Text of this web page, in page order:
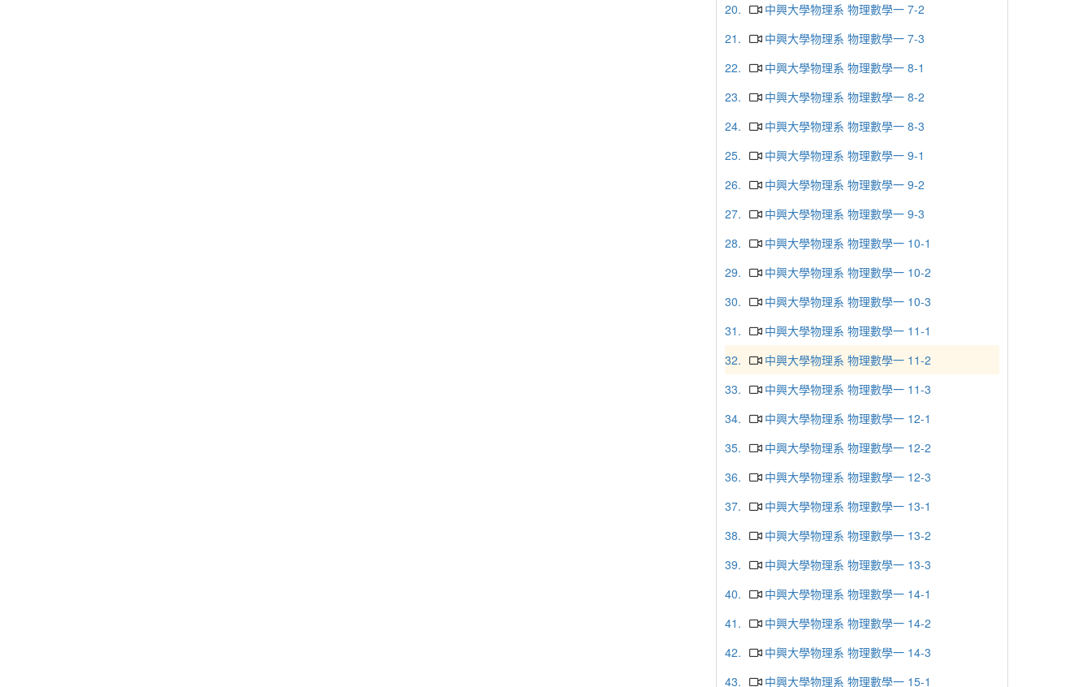
20.
中興大學物理系 物理數學一 7-2
21.
中興大學物理系 物理數學一 7-3
22.
中興大學物理系 物理數學一 8-1
23.
中興大學物理系 物理數學一 8-2
24.
中興大學物理系 物理數學一 8-3
25.
中興大學物理系 物理數學一 9-1
26.
中興大學物理系 物理數學一 9-2
27.
中興大學物理系 物理數學一 9-3
28.
中興大學物理系 物理數學一 10-1
29.
中興大學物理系 物理數學一 10-2
30.
中興大學物理系 物理數學一 10-3
31.
中興大學物理系 物理數學一 11-1
32.
中興大學物理系 物理數學一 11-2
33.
中興大學物理系 物理數學一 11-3
34.
中興大學物理系 物理數學一 12-1
35.
中興大學物理系 物理數學一 12-2
36.
中興大學物理系 物理數學一 12-3
37.
中興大學物理系 物理數學一 13-1
38.
中興大學物理系 物理數學一 13-2
39.
中興大學物理系 物理數學一 13-3
40.
中興大學物理系 物理數學一 14-1
41.
中興大學物理系 物理數學一 14-2
42.
中興大學物理系 物理數學一 14-3
43.
中興大學物理系 物理數學一 15-1